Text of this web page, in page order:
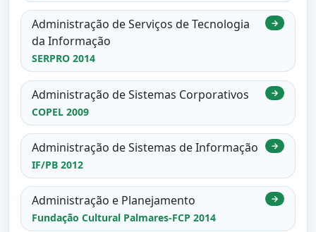
Administração de Serviços de Tecnologia
da Informação
SERPRO 2014
→
Administração de Sistemas Corporativos
COPEL 2009
→
Administração de Sistemas de Informação
IF/PB 2012
→
Administração e Planejamento
Fundação Cultural Palmares-FCP 2014
→